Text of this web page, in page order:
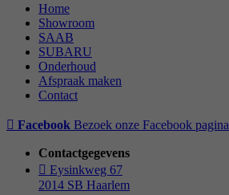
Home
Showroom
SAAB
SUBARU
Onderhoud
Afspraak maken
Contact
Facebook Bezoek onze Facebook pagina
Contactgegevens
Eysinkweg 67
2014 SB Haarlem